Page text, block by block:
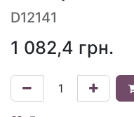
D12141
1 082,4 грн.